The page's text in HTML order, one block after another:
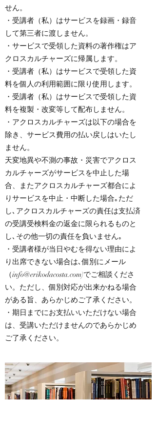
せん。
・受講者（私）はサービスを録画・録音
して第三者に渡しません。
・サービスで受領した資料の著作権はア
クロスカルチャーズに帰属します。
・受講者（私）はサービスで受領した資
料を個人の利用範囲に限り使用します。
・受講者（私）はサービスで受領した資
料を複製・改変等して配布しません。
・アクロスカルチャーズは以下の場合を
除き、サービス費用の払い戻しはいたし
ません。
天変地異や不測の事故・災害でアクロス
カルチャーズがサービスを中止した場
合、またアクロスカルチャーズ都合によ
りサービスを中止・中断した場合｡ただ
し､アクロスカルチャーズの責任は支払済
の受講受検料金の返金に限られるものと
し､その他一切の責任を負いません｡
・受講者様が当日やむを得ない理由によ
り出席できない場合は､個別にメール
（info@erikodacosta.com)でご相談くださ
い。ただし、個別対応が出来かねる場合
がある旨、あらかじめご了承ください。
・期日までにお支払いいただけない場合
は、受講いただけませんのであらかじめ
ご了承ください。